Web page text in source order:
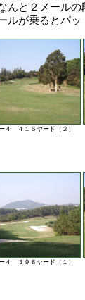
んと２メール
ルが乗るとパ
４ ４１６ヤード（２）
４ ３９８ヤード（１）